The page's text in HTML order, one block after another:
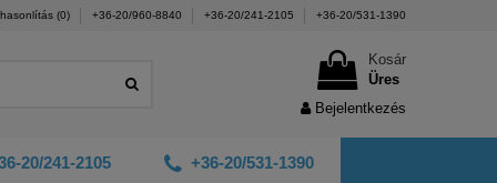
(0) +36-20/960-8840 +36-20/241-2105 +36-20/531-1390
Kosár
Üres
Bejelentkezés
+36-20/531-1390
20/241-2105